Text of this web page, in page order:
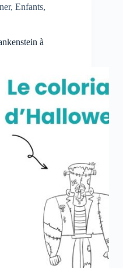
, Enfants,
à